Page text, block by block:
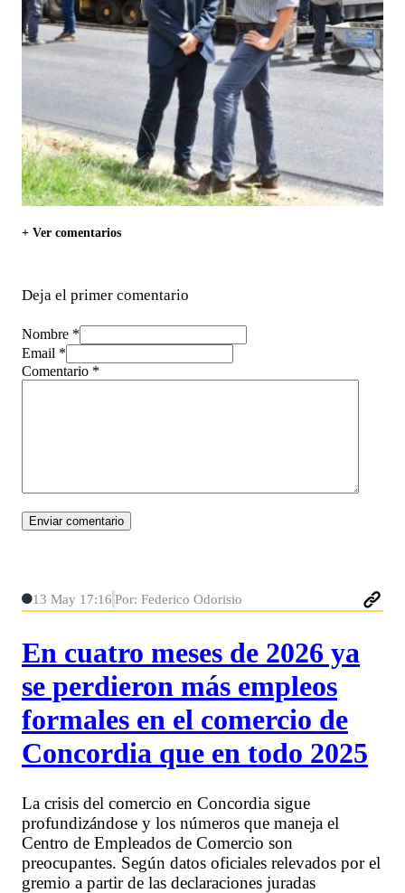
+ Ver comentarios
Deja el primer comentario
Nombre *
Email *
Comentario *
13 May 17:16 Por: Federico Odorisio
En cuatro meses de 2026 ya
se perdieron más empleos
formales en el comercio de
Concordia que en todo 2025
La crisis del comercio en Concordia sigue
profundizándose y los números que maneja el
Centro de Empleados de Comercio son
preocupantes. Según datos oficiales relevados por el
gremio a partir de las declaraciones juradas